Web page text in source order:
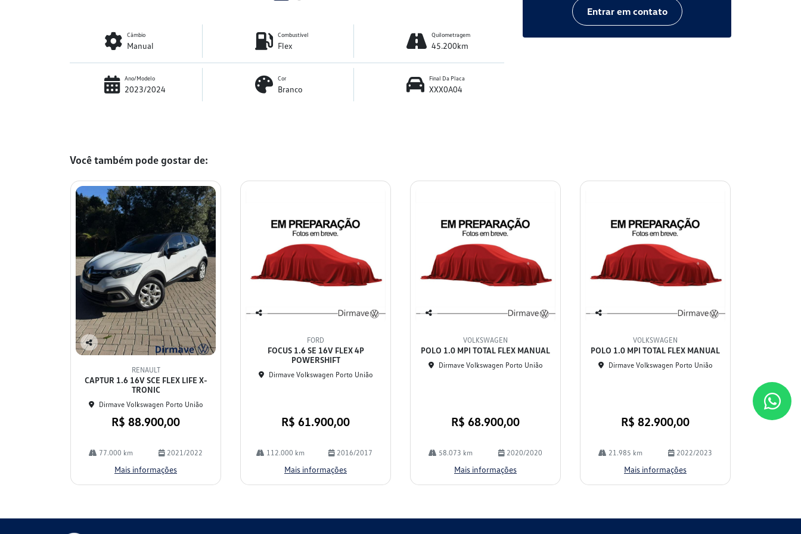
Entrar em contato
Câmbio
Manual
Combustível
Flex
Quilometragem
45.200km
Ano/Modelo
2023/2024
Cor
Branco
Final Da Placa
XXX0A04
Você também pode gostar de:
Co
lhe
RENAULT
CAPTUR 1.6 16V SCE FLEX LIFE X-
TRONIC
Dirmave Volkswagen Porto União
R$ 88.900,00
77.000 km 2021/2022
Mais informações
FORD
FOCUS 1.6 SE 16V FLEX 4P
POWERSHIFT
Dirmave Volkswagen Porto União
R$ 61.900,00
112.000 km 2016/2017
Mais informações
lhe
VOLKSWAGEN
POLO 1.0 MPI TOTAL FLEX MANUAL
Dirmave Volkswagen Porto União
R$ 68.900,00
58.073 km 2020/2020
Mais informações
lhe
VOLKSWAGEN
POLO 1.0 MPI TOTAL FLEX MANUAL
Dirmave Volkswagen Porto União
R$ 82.900,00
21.985 km 2022/2023
Mais informações